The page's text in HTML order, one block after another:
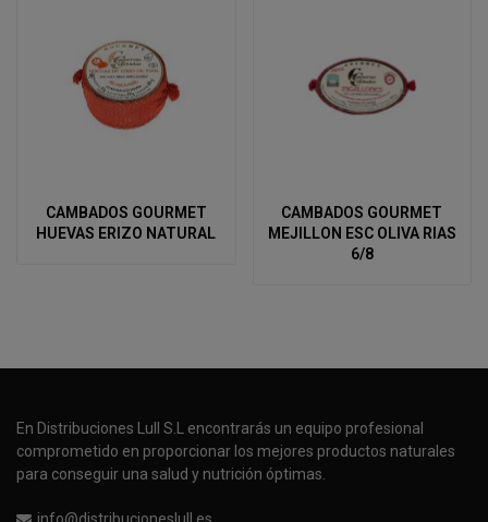
CAMBADOS GOURMET
HUEVAS ERIZO NATURAL
CAMBADOS GOURMET
MEJILLON ESC OLIVA RIAS
6/8
En Distribuciones Lull S.L encontrarás un equipo profesional
comprometido en proporcionar los mejores productos naturales
para conseguir una salud y nutrición óptimas.